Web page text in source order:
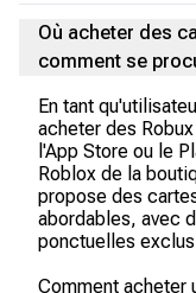
Où acheter des
comment se
En tant
acheter des
l'App Store ou le
Roblox de la
propose des
abordables, avec
ponctuelles
Comment acheter